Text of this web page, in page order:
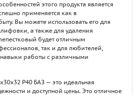
этого продукта является
применяется как в
Вы можете использовать его для
а также для удаления
будет отличным
так и для любителей,
работы с различными
P40 БАЗ — это идеальная
и доступной цены. Это отличное